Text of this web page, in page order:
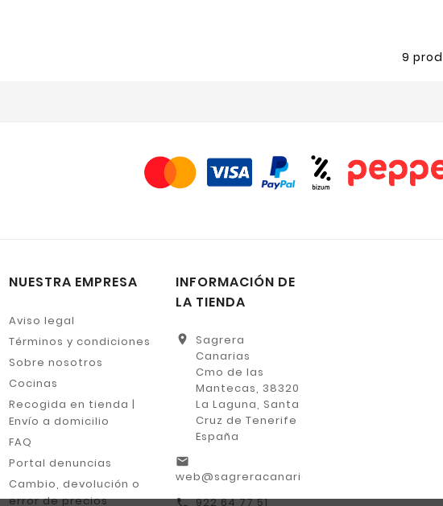
9
NUESTRA EMPRESA
Aviso legal
Términos y condiciones
Sobre nosotros
Cocinas
Recogida en tienda |
Envío a domicilio
FAQ
Portal denuncias
Cambio, devolución o
error de precios
INFORMACIÓN DE
LA TIENDA
location_on
Sagrera
Canarias
Cmo de las
Mantecas, 38320
La Laguna, Santa
Cruz de Tenerife
España
email
web@sagreracanarias.es
call 922 64 77 51